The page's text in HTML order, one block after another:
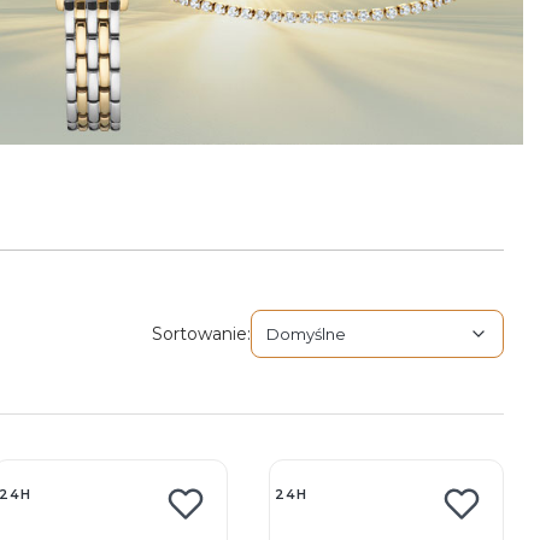
Sortowanie: Domyślne
Domyślne
produkty
24H 24H